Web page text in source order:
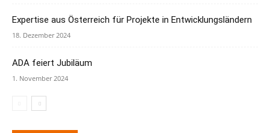
Expertise aus Österreich für Projekte in Entwicklungsländern
18. Dezember 2024
ADA feiert Jubiläum
1. November 2024